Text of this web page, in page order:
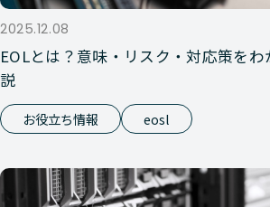
2025.12.08
EOLとは？意味・リスク・対応策を
説
お役立ち情報 eosl